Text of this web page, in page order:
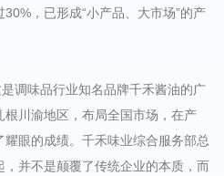
，已形成“小产品、大市场”的产
调味品行业知名品牌千禾酱油的广
川渝地区，布局全国市场，在产
眼的成绩。千禾味业综合服务部总
并不是颠覆了传统企业的本质，而